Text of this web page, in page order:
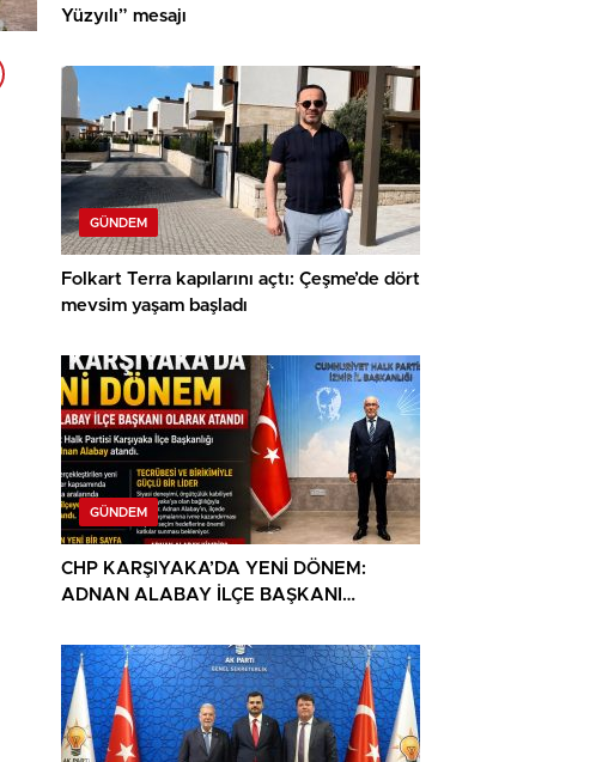
Yüzyılı” mesajı
GÜNDEM
Folkart Terra kapılarını açtı: Çeşme’de dört
mevsim yaşam başladı
GÜNDEM
CHP KARŞIYAKA’DA YENİ DÖNEM:
ADNAN ALABAY İLÇE BAŞKANI